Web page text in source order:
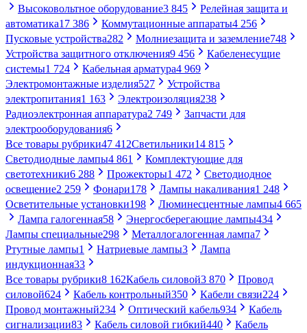
Высоковольтное оборудование3 845
Релейная защита и
автоматика17 386 Коммутационные аппараты4 256
Пусковые устройства282 Молниезащита и заземление748
Устройства защитного отключения9 456
Кабеленесущие
системы1 724 Кабельная арматура4 969
Электромонтажные изделия527
Устройства
электропитания1 163 Электроизоляция238
Радиоэлектронная аппаратура2 749
Запчасти для
электрооборудования6
Все товары рубрики47 412Светильники14 815
Светодиодные лампы4 861
Комплектующие для
светотехники6 288 Прожекторы1 472
Светодиодное
освещение2 259 Фонари178 Лампы накаливания1 248
Осветительные установки198 Люминесцентные лампы4 665
Лампа галогенная58 Энергосберегающие лампы434
Лампы специальные298 Металлогалогенная лампа7
Ртутные лампы1 Натриевые лампы3
Лампа
индукционная33
Все товары рубрики8 162Кабель силовой3 870
Провод
силовой624 Кабель контрольный350 Кабели связи224
Провод монтажный234 Оптический кабель934
Кабель
сигнализации83 Кабель силовой гибкий440
Кабель